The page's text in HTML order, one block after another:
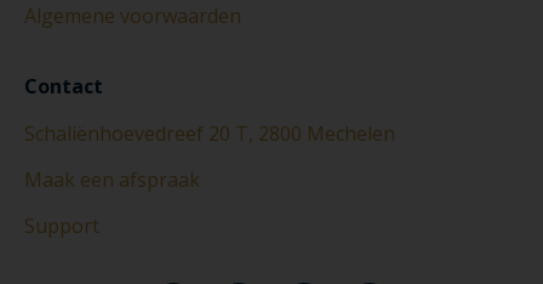
Algemene voorwaarden
Contact
Schaliënhoevedreef 20 T, 2800 Mechelen
Maak een afspraak
Support